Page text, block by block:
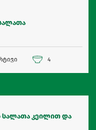
4
სალათა კეილით და